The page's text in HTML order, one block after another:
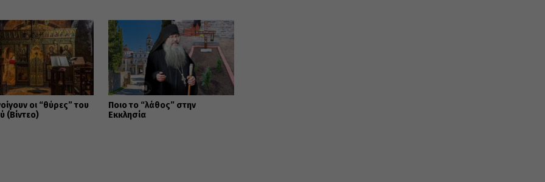
οι “θύρες” του
(Βίντεο)
Ποιο το “λάθος” στην
Εκκλησία